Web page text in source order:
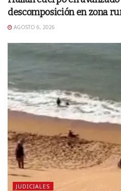
descomposición en zona
AGOSTO 6, 2026
JUDICIALES